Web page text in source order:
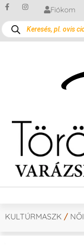
Fiókom
KULTÚRMASZK / NŐI